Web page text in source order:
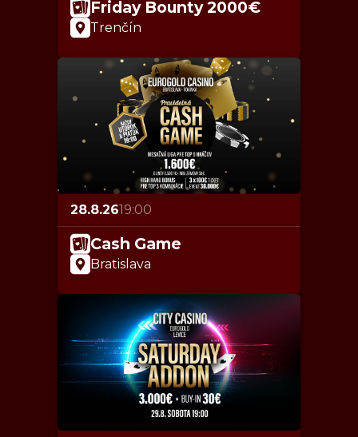
Friday Bounty 2000€
Trenčín
28.8.2619:00
Cash Game
Bratislava